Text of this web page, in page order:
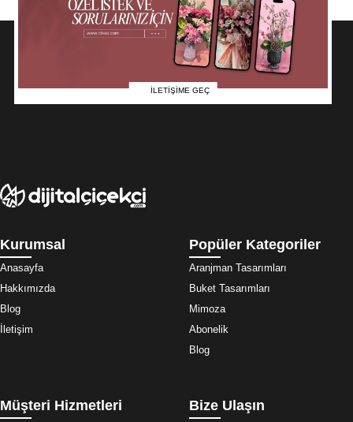
İLETİŞİME GEÇ
Kurumsal
Anasayfa
Hakkımızda
Blog
İletişim
Popüler Kategoriler
Aranjman Tasarımları
Buket Tasarımları
Mimoza
Abonelik
Blog
Müşteri Hizmetleri Bize Ulaşın